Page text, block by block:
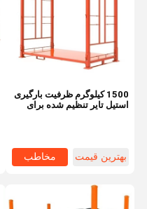
1500 کیلوگرم ظرفیت بارگیری
استیل تایر تنظیم شده برای
بهترین قیمت مخاطب